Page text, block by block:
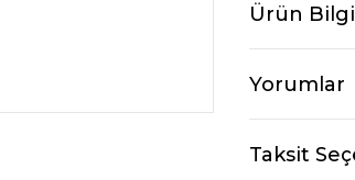
Ürün
Yorumlar
Taksit